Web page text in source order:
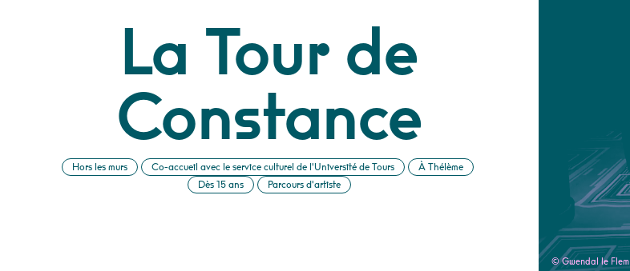
La Tour de
Constance
Hors les murs Co-accueil avec le service culturel de l'Université de Tours
À Thélème
Dès 15 ans
Parcours d'artiste
© Gwendal le Flem